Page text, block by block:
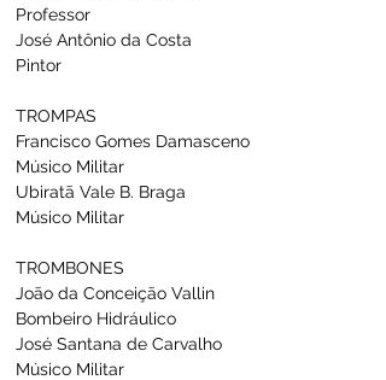
Professor
José Antônio da Costa
Pintor
TROMPAS
Francisco Gomes Damasceno
Músico Militar
Ubiratã Vale B. Braga
Músico Militar
TROMBONES
João da Conceição Vallin
Bombeiro Hidráulico
José Santana de Carvalho
Músico Militar